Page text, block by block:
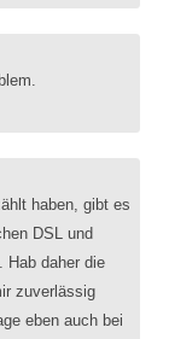
haben, gibt es
DSL und
Hab daher die
zuverlässig
eben auch bei